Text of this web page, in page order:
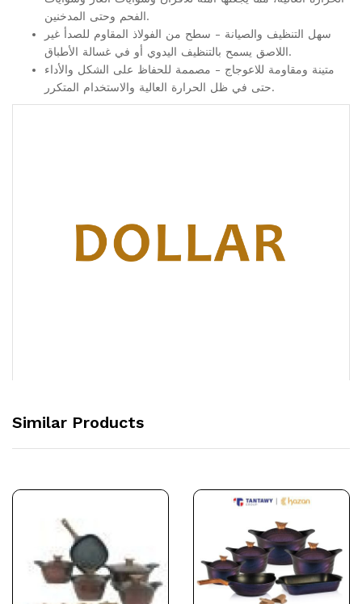
الفحم وحتى المدخنين.
سهل التنظيف والصيانة - سطح من الفولاذ المقاوم للصدأ غير
اللاصق يسمح بالتنظيف اليدوي أو في غسالة الأطباق.
متينة ومقاومة للاعوجاج - مصممة للحفاظ على الشكل والأداء
حتى في ظل الحرارة العالية والاستخدام المتكرر.
Similar Products